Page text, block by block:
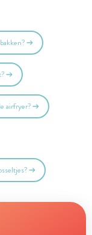
airfryer?